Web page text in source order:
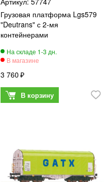
Грузовая платформа Lgs579
"Deutrans" с 2-мя
контейнерами
3 760